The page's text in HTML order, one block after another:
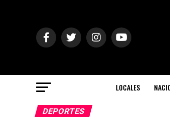
LOCALES
DEPORTES